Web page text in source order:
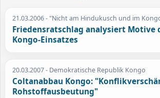
21.03.2006- "Nicht am Hindukusch und im
Friedensratschlag analysiert Motive
Kongo-Einsatzes
20.03.2007- Demokratische Republik Kongo
Coltanabbau Kongo:
Rohstoffausbeutung"